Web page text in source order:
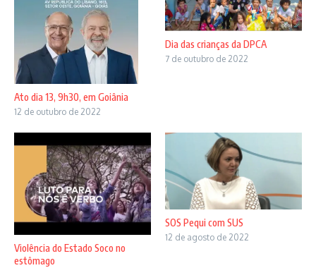
Ato dia 13, 9h30, em Goiânia
12 de outubro de 2022
Dia das crianças da DPCA
7 de outubro de 2022
Violência do Estado Soco no
estômago
SOS Pequi com SUS
12 de agosto de 2022